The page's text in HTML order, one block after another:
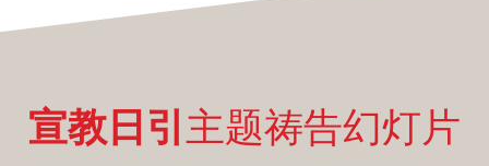
宣教日引主题祷告幻灯片